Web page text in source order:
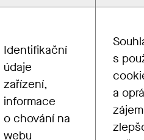
Identifikační
údaje
zařízení,
informace
o chování na
webu
s
a o